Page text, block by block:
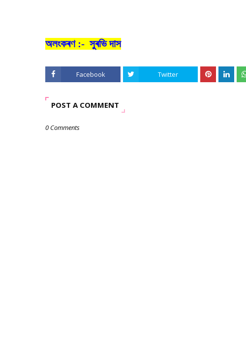
অলংকৰণ :- সুৰভি দাস
Facebook Twitter
POST A COMMENT
0 Comments